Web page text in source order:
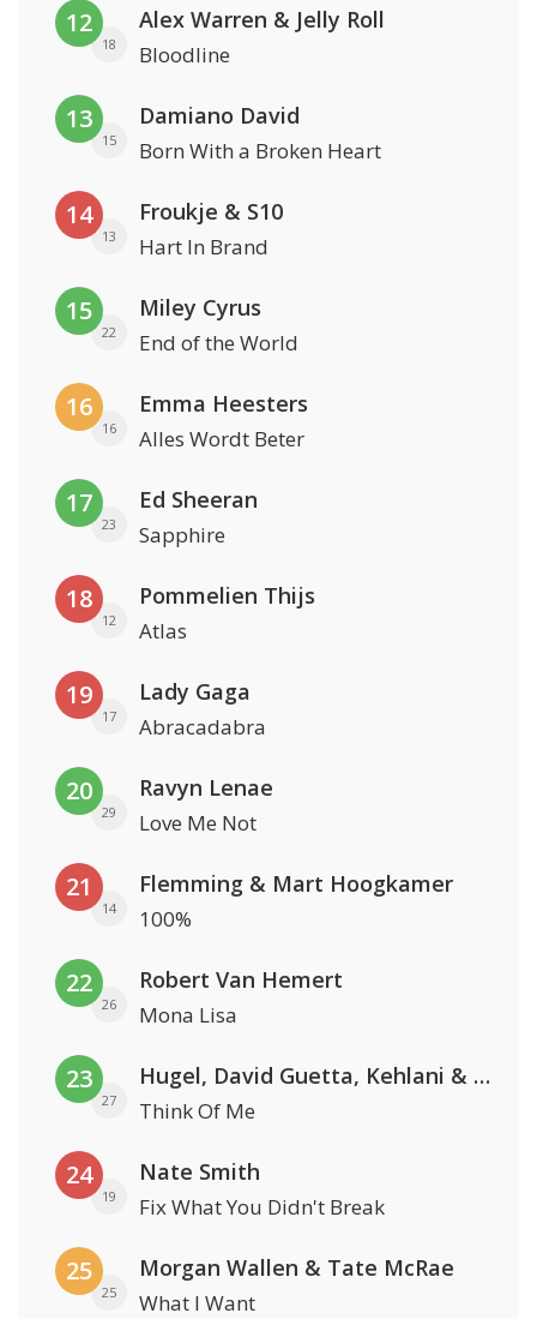
12
18
Alex Warren & Jelly Roll
Bloodline
13
15
Damiano David
Born With a Broken Heart
14
13
Froukje & S10
Hart In Brand
15
22
Miley Cyrus
End of the World
16
16
Emma Heesters
Alles Wordt Beter
17
23
Ed Sheeran
Sapphire
18
12
Pommelien Thijs
Atlas
19
17
Lady Gaga
Abracadabra
20
29
Ravyn Lenae
Love Me Not
21
14
Flemming & Mart Hoogkamer
100%
22
26
Robert Van Hemert
Mona Lisa
23
27
Hugel, David Guetta, Kehlani & Daecolm
Think Of Me
24
19
Nate Smith
Fix What You Didn't Break
25
25
Morgan Wallen & Tate McRae
What I Want